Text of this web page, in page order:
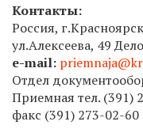
Контакты:
Россия,
ул.Алексеева, 49
e-mail:
Отдел
Приемная тел. (391)
факс (391) 273-02-60